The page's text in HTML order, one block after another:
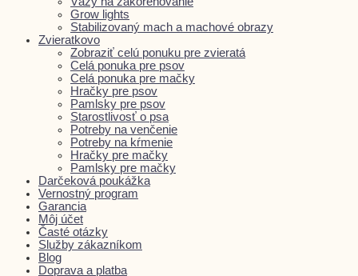
Grow lights
Stabilizovaný mach a machové obrazy
Zvieratkovo
Zobraziť celú ponuku pre zvieratá
Celá ponuka pre psov
Celá ponuka pre mačky
Hračky pre psov
Pamlsky pre psov
Starostlivosť o psa
Potreby na venčenie
Potreby na kŕmenie
Hračky pre mačky
Pamlsky pre mačky
Darčeková poukážka
Vernostný program
Garancia
Môj účet
Časté otázky
Služby zákazníkom
Blog
Doprava a platba